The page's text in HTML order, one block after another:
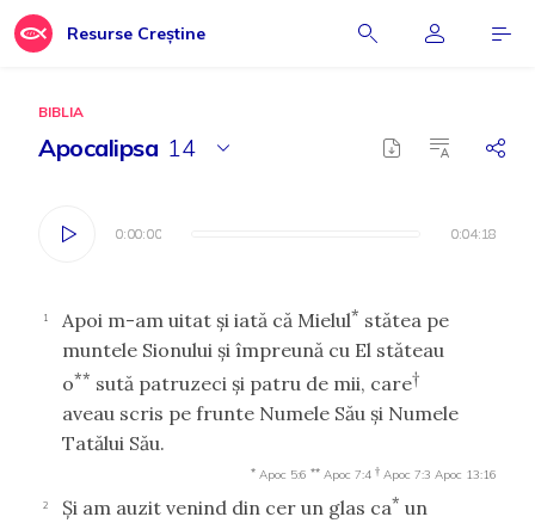
Resurse Creștine
BIBLIA
Apocalipsa 14
0:00:00 0:04:18
0:00:00 0:04:18
1 Apoi m-am uitat şi iată că Mielul* stătea pe
muntele Sionului şi împreună cu El stăteau
o** sută patruzeci şi patru de mii, care†
aveau scris pe frunte Numele Său şi Numele
Tatălui Său.
* Apoc 5:6 ** Apoc 7:4 † Apoc 7:3 Apoc 13:16
2 Şi am auzit venind din cer un glas ca* un